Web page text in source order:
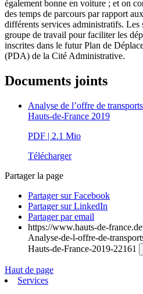
également bonne en voiture ; et on
des temps de parcours par rapport
différents services administratifs. Les
groupe de travail pour faciliter les
inscrites dans le futur Plan de
(PDA) de la Cité Administrative.
Documents joints
Analyse de l’offre de
Hauts-de-France 2019
PDF | 2.1 Mio
Télécharger
Partager la page
Partager sur Facebook
Partager sur LinkedIn
Partager par email
https://www.hauts-de-
Analyse-de-l-offre-de-
Hauts-de-France-2019-22161
Haut de page
Services